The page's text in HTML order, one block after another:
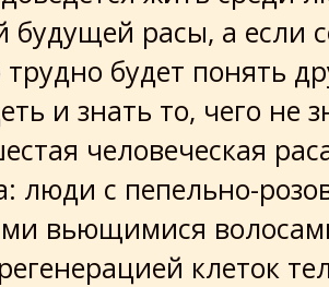
будущей расы, а если
трудно будет понять
и знать то, чего не
человеческая
люди с пепельно-
вьющимися
клеток